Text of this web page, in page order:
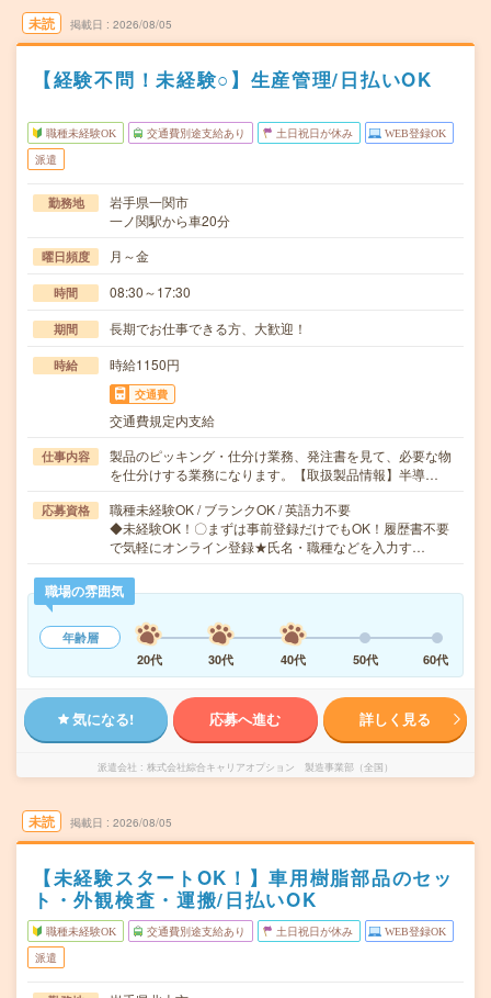
未読 掲載日 2026/08/05
【経験不問！未経験○】生産管理/日払いOK
職種未経験OK 交通費別途支給あり 土日祝日が休み WEB登録OK
派遣
勤務地
岩手県一関市
一ノ関駅から車20分
曜日頻度 月～金
時間 08:30～17:30
期間 長期でお仕事できる方、大歓迎！
時給 時給1150円
交通費
交通費規定内支給
仕事内容
製品のピッキング・仕分け業務、発注書を見て、必要な物
を仕分けする業務になります。【取扱製品情報】半導…
応募資格
職種未経験OK / ブランクOK / 英語力不要
◆未経験OK！〇まずは事前登録だけでもOK！履歴書不要
で気軽にオンライン登録★氏名・職種などを入力す…
職場の雰囲気
年齢層
20代
30代 40代 50代 60代
気になる! 応募へ進む 詳しく見る
派遣会社 株式会社綜合キャリアオプション 製造事業部（全国）
未読 掲載日 2026/08/05
【未経験スタートOK！】車用樹脂部品のセッ
ト・外観検査・運搬/日払いOK
職種未経験OK 交通費別途支給あり 土日祝日が休み WEB登録OK
派遣